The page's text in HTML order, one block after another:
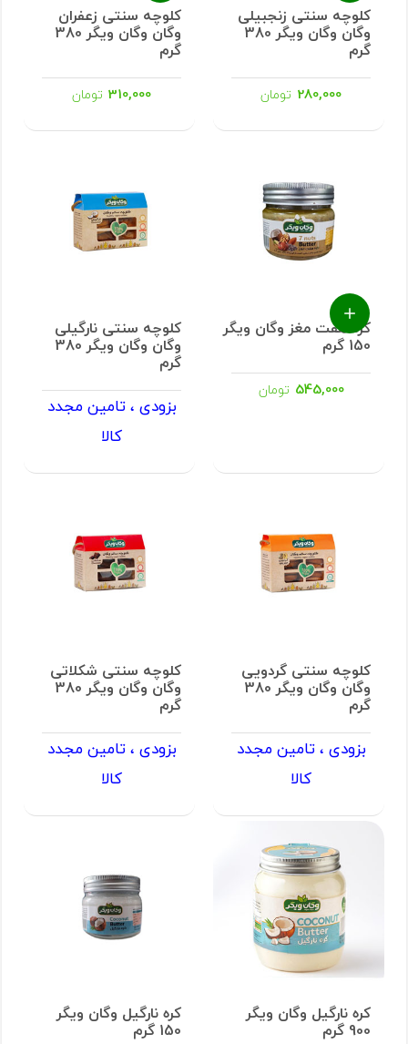
کلوچه سنتی زنجبیلی
وگان وگان ویگر 380
گرم
280,000 تومان
کلوچه سنتی زعفران
وگان وگان ویگر 380
گرم
310,000 تومان
کره هفت مغز وگان ویگر
150 گرم
545,000 تومان
کلوچه سنتی نارگیلی
وگان وگان ویگر 380
گرم
بزودی ، تامین مجدد
کالا
کلوچه سنتی گردویی
وگان وگان ویگر 380
گرم
بزودی ، تامین مجدد
کالا
کلوچه سنتی شکلاتی
وگان وگان ویگر 380
گرم
بزودی ، تامین مجدد
کالا
کره نارگیل وگان ویگر
900 گرم
کره نارگیل وگان ویگر
150 گرم